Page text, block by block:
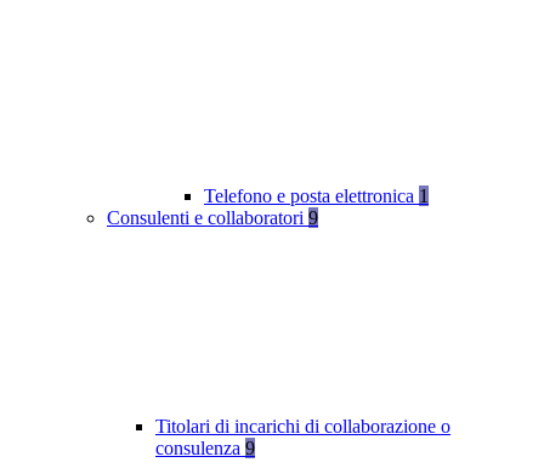
Telefono e posta elettronica 1
Consulenti e collaboratori 9
Titolari di incarichi di collaborazione o
consulenza 9